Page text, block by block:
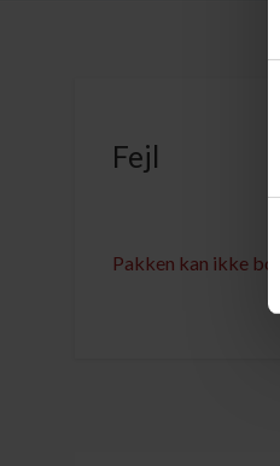
Fejl
Pakken kan ikke